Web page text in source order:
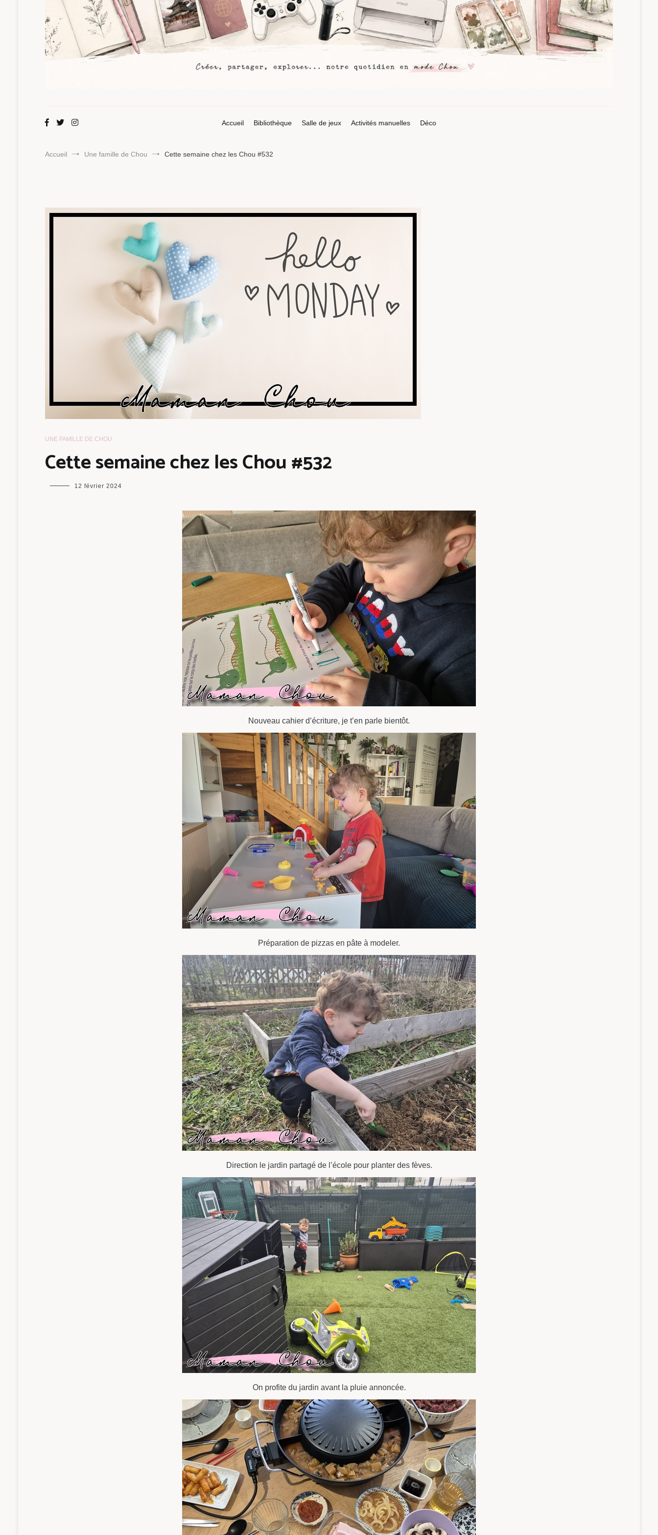
Maman Chou
Accueil
Bibliothèque Salle de jeux Activités manuelles Déco
Accueil Une famille de Chou Cette semaine chez les Chou #532
UNE FAMILLE DE CHOU
Cette semaine chez les Chou #532
maman
12 février 2024
Nouveau cahier d’écriture, je t’en parle bientôt.
Préparation de pizzas en pâte à modeler.
Direction le jardin partagé de l’école pour planter des fèves.
On profite du jardin avant la pluie annoncée.